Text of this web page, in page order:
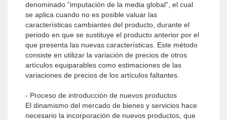
denominado “imputación de la media global”, el cual
se aplica cuando no es posible valuar las
características cambiantes del producto, durante el
periodo en que se sustituye el producto anterior por el
que presenta las nuevas características. Este método
consiste en utilizar la variación de precios de otros
artículos equiparables como estimaciones de las
variaciones de precios de los artículos faltantes.
- Proceso de introducción de nuevos productos
El dinamismo del mercado de bienes y servicios hace
necesario la incorporación de nuevos productos, que